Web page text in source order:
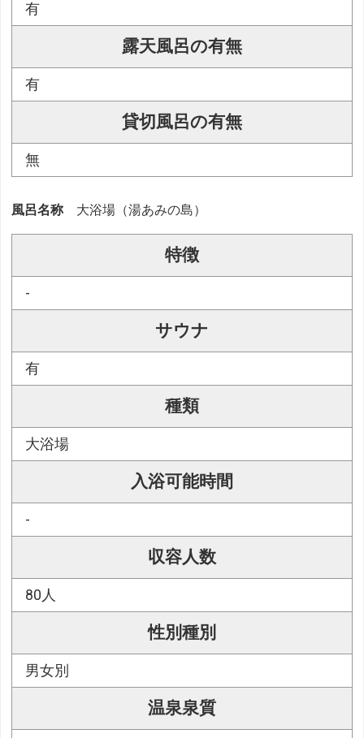
有
露天風呂の有無
有
貸切風呂の有無
無
風呂名称 大浴場（湯あみの島）
特徴
-
サウナ
有
種類
大浴場
入浴可能時間
-
収容人数
80人
性別種別
男女別
温泉泉質